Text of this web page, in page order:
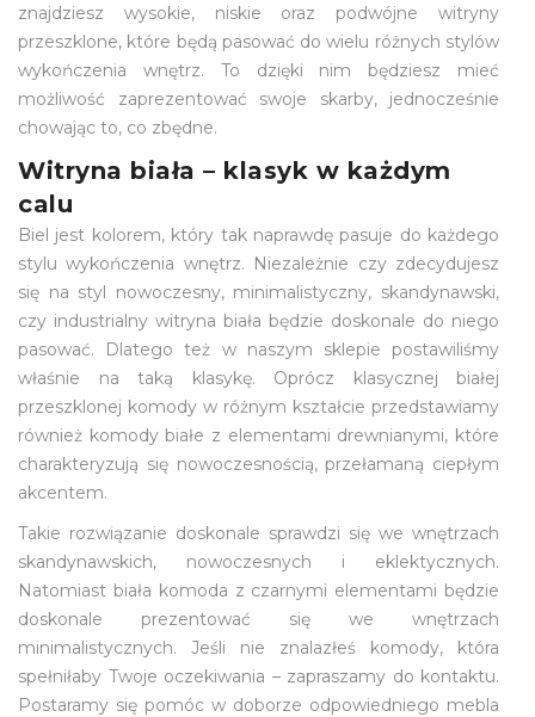
znajdziesz wysokie, niskie oraz podwójne witryny
przeszklone, które będą pasować do wielu różnych stylów
wykończenia wnętrz. To dzięki nim będziesz mieć
możliwość zaprezentować swoje skarby, jednocześnie
chowając to, co zbędne.
Witryna biała – klasyk w każdym
calu
Biel jest kolorem, który tak naprawdę pasuje do każdego
stylu wykończenia wnętrz. Niezależnie czy zdecydujesz
się na styl nowoczesny, minimalistyczny, skandynawski,
czy industrialny witryna biała będzie doskonale do niego
pasować. Dlatego też w naszym sklepie postawiliśmy
właśnie na taką klasykę. Oprócz klasycznej białej
przeszklonej komody w różnym kształcie przedstawiamy
również komody białe z elementami drewnianymi, które
charakteryzują się nowoczesnością, przełamaną ciepłym
akcentem.
Takie rozwiązanie doskonale sprawdzi się we wnętrzach
skandynawskich, nowoczesnych i eklektycznych.
Natomiast biała komoda z czarnymi elementami będzie
doskonale prezentować się we wnętrzach
minimalistycznych. Jeśli nie znalazłeś komody, która
spełniłaby Twoje oczekiwania – zapraszamy do kontaktu.
Postaramy się pomóc w doborze odpowiedniego mebla